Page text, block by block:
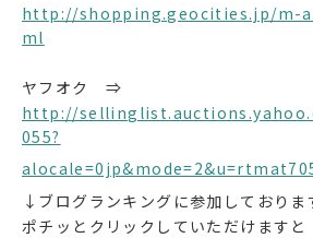
http://shopping.geocities.jp/m-
ml
ヤフオク ⇒
http://
055?
↓ブログランキングに参加しており
ポチッとクリックしていただけますと